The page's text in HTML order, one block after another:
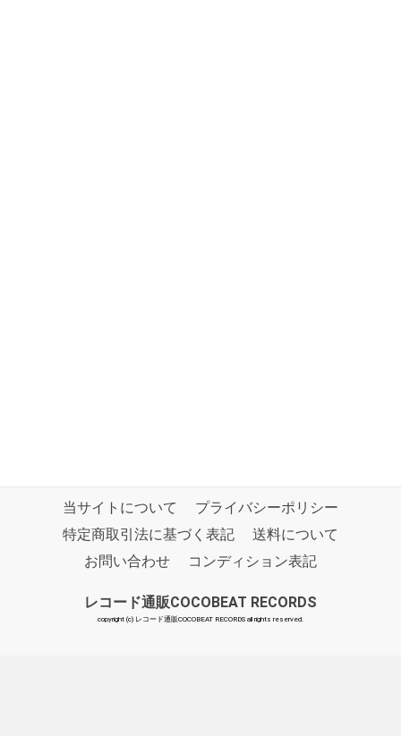
当サイトについて
プライバシーポリシー
特定商取引法に基づく表記
送料について
お問い合わせ
コンディション表記
レコード通販COCOBEAT RECORDS
copyright (c) レコード通販COCOBEAT RECORDS all rights reserved.